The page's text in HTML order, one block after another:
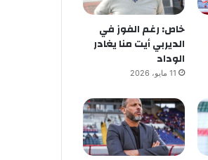
خاص: رغم الفوز في
الديربي أيت منا يغادر
الوداد
11 مايو، 2026